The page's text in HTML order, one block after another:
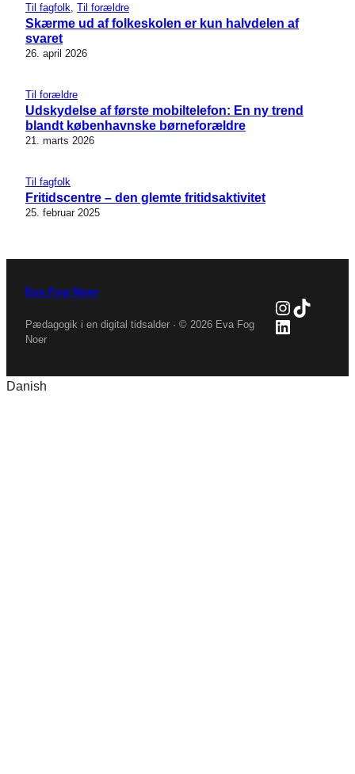
Til fagfolk Til forældre
Skærme ud af folkeskolen er kun halvdelen af
svaret
26. april 2026
Til forældre
Udskydelse af første mobiltelefon: En ny trend
blandt københavnske børneforældre
21. marts 2026
Til fagfolk
Fritidscentre – den glemte fritidsaktivitet
25. februar 2025
Eva Fog Noer
Pædagogik i en digital tidsalder · © 2026 Eva Fog
Noer
TikTok
LinkedIn
Danish